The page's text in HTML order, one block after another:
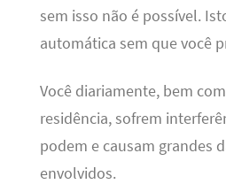
sem isso não é possível.
automática sem que você
Você diariamente, bem
residência, sofrem
podem e causam grandes
envolvidos.